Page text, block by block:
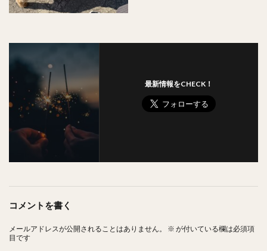
最新情報をCHECK！
コメントを書く
メールアドレスが公開されることはありません。 ※ が付いている欄は必須項
目です